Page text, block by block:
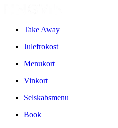
Take Away
Julefrokost
Menukort
Vinkort
Selskabsmenu
Book